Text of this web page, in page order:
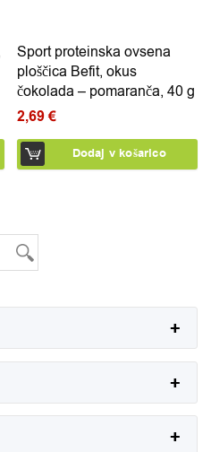
Sport proteinska ovsena
ploščica Befit, okus
čokolada – pomaranča, 40 g
2,69€
Dodaj v košarico